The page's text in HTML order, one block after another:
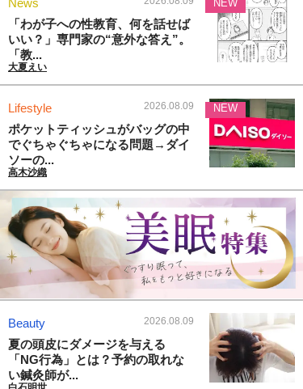
News
「わが子への性教育、何を話せば
いい？」専門家の“意外な答え”。
「教...
大夏えい
NEW
Lifestyle 2026.08.09
ポケットティッシュがバッグの中
でぐちゃぐちゃになる問題→ダイ
ソーの...
高木沙織
NEW
Beauty 2026.08.09
夏の頭皮にダメージを与える
「NG行為」とは？予約の取れな
い鍼灸師が...